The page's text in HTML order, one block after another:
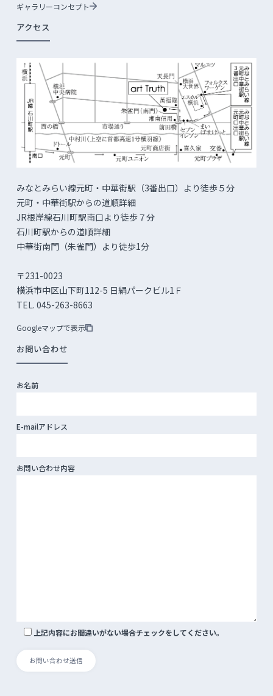
ギャラリーコンセプト
アクセス
みなとみらい線元町・中華街駅（3番出口）より徒歩５分
元町・中華街駅からの道順詳細
JR根岸線石川町駅南口より徒歩７分
石川町駅からの道順詳細
中華街南門（朱雀門）より徒歩1分
〒231-0023
横浜市中区山下町112-5 日絹パークビル1Ｆ
TEL. 045-263-8663
Googleマップで表示
お問い合わせ
お名前
E-mailアドレス
お問い合わせ内容
上記内容にお間違いがない場合チェックをしてください。